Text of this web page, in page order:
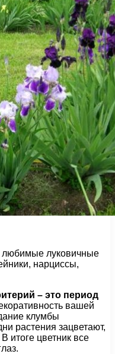
любимые луковичные
нарциссы,
– это период
вашей
клумбы
растения зацветают,
итоге цветник все